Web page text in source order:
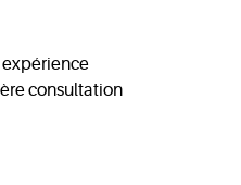
expérience
consultation